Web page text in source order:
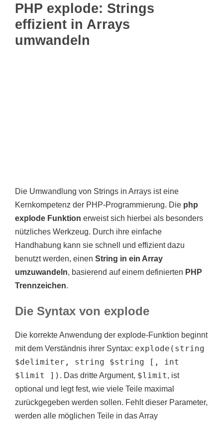
PHP explode: Strings
effizient in Arrays
umwandeln
Die Umwandlung von Strings in Arrays ist eine
Kernkompetenz der PHP-Programmierung. Die php
explode Funktion erweist sich hierbei als besonders
nützliches Werkzeug. Durch ihre einfache
Handhabung kann sie schnell und effizient dazu
benutzt werden, einen String in ein Array
umzuwandeln, basierend auf einem definierten PHP
Trennzeichen.
Die Syntax von explode
Die korrekte Anwendung der explode-Funktion beginnt
mit dem Verständnis ihrer Syntax: explode(string
$delimiter, string $string [, int
$limit ]) . Das dritte Argument, $limit, ist
optional und legt fest, wie viele Teile maximal
zurückgegeben werden sollen. Fehlt dieser Parameter,
werden alle möglichen Teile in das Array